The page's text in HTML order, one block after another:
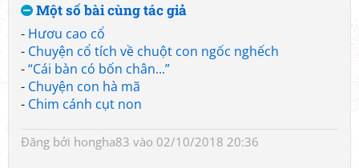
Một số bài cùng tác giả
- Hươu cao cổ
- Chuyện cổ tích về chuột con ngốc nghếch
-“Cái bàn có bốn chân...”
- Chuyện con hà mã
- Chim cánh cụt non
Đăng bởi hongha83 vào 02/10/2018 20:36